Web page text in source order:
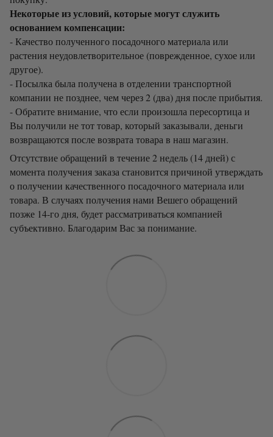
Некоторые из условий, которые могут служить
основанием компенсации:
- Качество полученного посадочного материала или
растения неудовлетворительное (поврежденное, сухое или
другое).
- Посылка была получена в отделении транспортной
компании не позднее, чем через 2 (два) дня после прибытия.
- Обратите внимание, что если произошла пересортица и
Вы получили не тот товар, который заказывали, деньги
возвращаются после возврата товара в наш магазин.
Отсутствие обращений в течение 2 недель (14 дней) с
момента получения заказа становится причиной утверждать
о получении качественного посадочного материала или
товара. В случаях получения нами Вешего обращений
позже 14-го дня, будет рассматриваться компанией
субъективно. Благодарим Вас за понимание.